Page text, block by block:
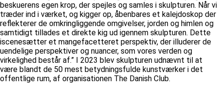
beskuerens egen krop, der spejles og samles i skulpturen. Når vi
træder ind i værket, og kigger op, åbenbares et kalejdoskop der
reflekterer de omkringliggende omgivelser, jorden og himlen og
samtidigt tillades et direkte kig ud igennem skulpturen. Dette
iscenesætter et mangefacetteret perspektiv, der illuderer de
uendelige perspektiver og nuancer, som vores verden og
virkelighed består af.” I 2023 blev skulpturen udnævnt til at
være blandt de 50 mest betydningsfulde kunstværker i det
offentlige rum, af organisationen The Danish Club.